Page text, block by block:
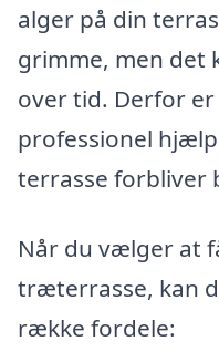
alger på din
grimme, men det
over tid. Derfor
professionel
terrasse forbliver
Når du vælger at
træterrasse, kan
række fordele: